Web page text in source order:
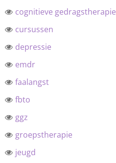
cognitieve gedragstherapie
cursussen
depressie
emdr
faalangst
fbto
ggz
groepstherapie
jeugd